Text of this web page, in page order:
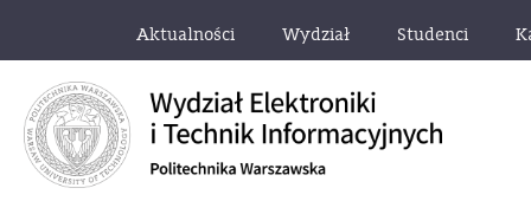
Aktualności Wydział Studenci